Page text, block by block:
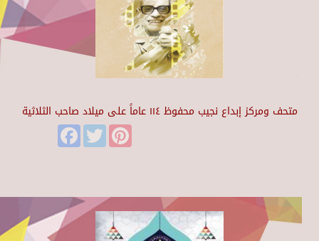
متحف ومركز إبداع نجيب محفوظ ١١٤ عاماً على ميلاد صاحب الثلاثية
FacebookTwitter